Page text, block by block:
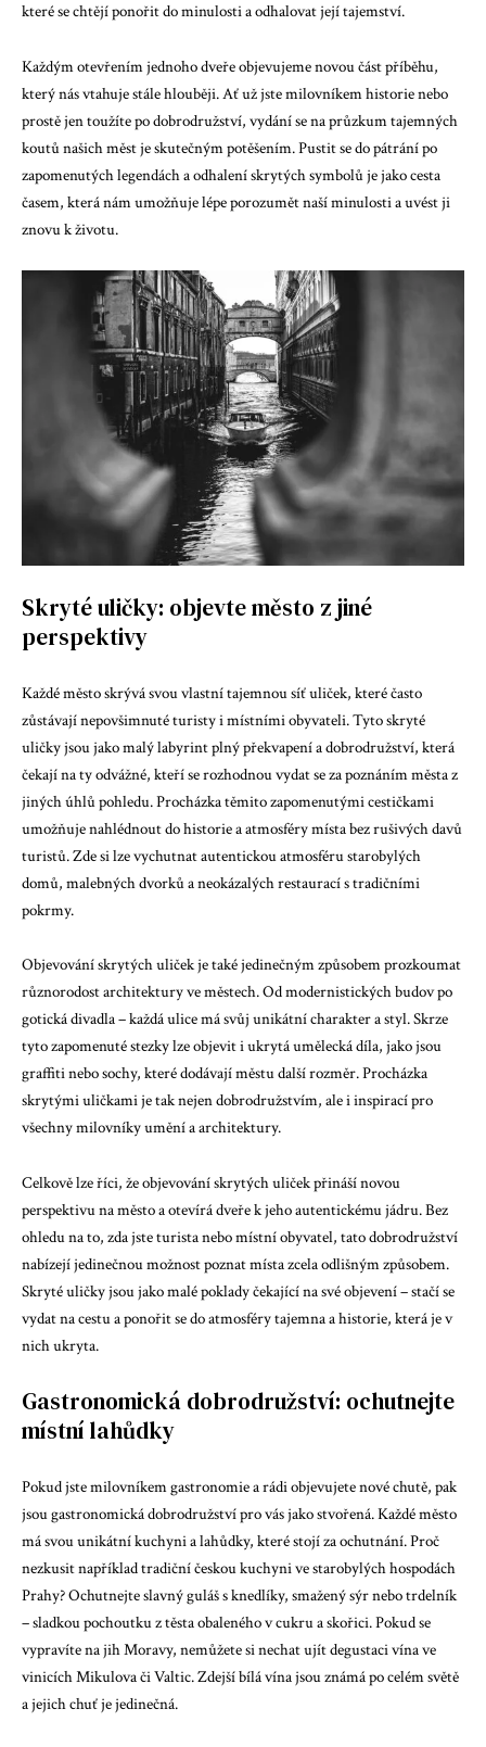
které se chtějí ponořit do minulosti a odhalovat její tajemství.
Každým otevřením jednoho dveře objevujeme novou část příběhu,
který nás vtahuje stále hlouběji. Ať už jste milovníkem historie nebo
prostě jen toužíte po dobrodružství, vydání se na průzkum tajemných
koutů našich měst je skutečným potěšením. Pustit se do pátrání po
zapomenutých legendách a odhalení skrytých symbolů je jako cesta
časem, která nám umožňuje lépe porozumět naší minulosti a uvést ji
znovu k životu.
Skryté uličky: objevte město z jiné
perspektivy
Každé město skrývá svou vlastní tajemnou síť uliček, které často
zůstávají nepovšimnuté turisty i místními obyvateli. Tyto skryté
uličky jsou jako malý labyrint plný překvapení a dobrodružství, která
čekají na ty odvážné, kteří se rozhodnou vydat se za poznáním města z
jiných úhlů pohledu. Procházka těmito zapomenutými cestičkami
umožňuje nahlédnout do historie a atmosféry místa bez rušivých davů
turistů. Zde si lze vychutnat autentickou atmosféru starobylých
domů, malebných dvorků a neokázalých restaurací s tradičními
pokrmy.
Objevování skrytých uliček je také jedinečným způsobem prozkoumat
různorodost architektury ve městech. Od modernistických budov po
gotická divadla – každá ulice má svůj unikátní charakter a styl. Skrze
tyto zapomenuté stezky lze objevit i ukrytá umělecká díla, jako jsou
graffiti nebo sochy, které dodávají městu další rozměr. Procházka
skrytými uličkami je tak nejen dobrodružstvím, ale i inspirací pro
všechny milovníky umění a architektury.
Celkově lze říci, že objevování skrytých uliček přináší novou
perspektivu na město a otevírá dveře k jeho autentickému jádru. Bez
ohledu na to, zda jste turista nebo místní obyvatel, tato dobrodružství
nabízejí jedinečnou možnost poznat místa zcela odlišným způsobem.
Skryté uličky jsou jako malé poklady čekající na své objevení – stačí se
vydat na cestu a ponořit se do atmosféry tajemna a historie, která je v
nich ukryta.
Gastronomická dobrodružství: ochutnejte
místní lahůdky
Pokud jste milovníkem gastronomie a rádi objevujete nové chutě, pak
jsou gastronomická dobrodružství pro vás jako stvořená. Každé město
má svou unikátní kuchyni a lahůdky, které stojí za ochutnání. Proč
nezkusit například tradiční českou kuchyni ve starobylých hospodách
Prahy? Ochutnejte slavný guláš s knedlíky, smažený sýr nebo trdelník
– sladkou pochoutku z těsta obaleného v cukru a skořici. Pokud se
vypravíte na jih Moravy, nemůžete si nechat ujít degustaci vína ve
vinicích Mikulova či Valtic. Zdejší bílá vína jsou známá po celém světě
a jejich chuť je jedinečná.